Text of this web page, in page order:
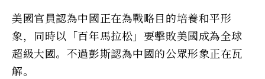
美國官員認為中國正在為戰略目的培養和平形
象，同時以「百年馬拉松」要擊敗美國成為全球
超級大國。不過彭斯認為中國的公眾形象正在瓦
解。